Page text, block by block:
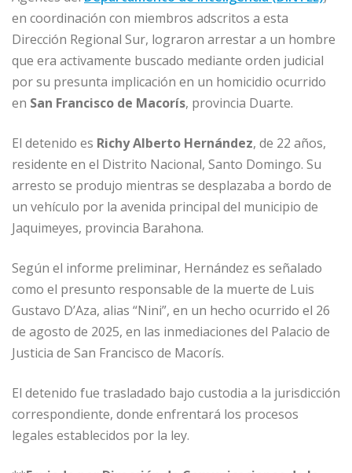
c
e
b
o
o
k
ai
l
k
e
dI
n
at
s
A
p
p
ss
e
n
g
e
r
m
p
ar
ti
r
en coordinación con miembros adscritos a esta
Dirección Regional Sur, lograron arrestar a un hombre
que era activamente buscado mediante orden judicial
por su presunta implicación en un homicidio ocurrido
en San Francisco de Macorís, provincia Duarte.
El detenido es Richy Alberto Hernández, de 22 años,
residente en el Distrito Nacional, Santo Domingo. Su
arresto se produjo mientras se desplazaba a bordo de
un vehículo por la avenida principal del municipio de
Jaquimeyes, provincia Barahona.
Según el informe preliminar, Hernández es señalado
como el presunto responsable de la muerte de Luis
Gustavo D’Aza, alias “Nini”, en un hecho ocurrido el 26
de agosto de 2025, en las inmediaciones del Palacio de
Justicia de San Francisco de Macorís.
El detenido fue trasladado bajo custodia a la jurisdicción
correspondiente, donde enfrentará los procesos
legales establecidos por la ley.